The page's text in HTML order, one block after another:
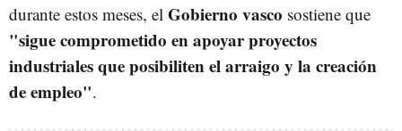
durante estos meses, el Gobierno vasco sostiene que
"sigue comprometido en apoyar proyectos
industriales que posibiliten el arraigo y la creación
de empleo".